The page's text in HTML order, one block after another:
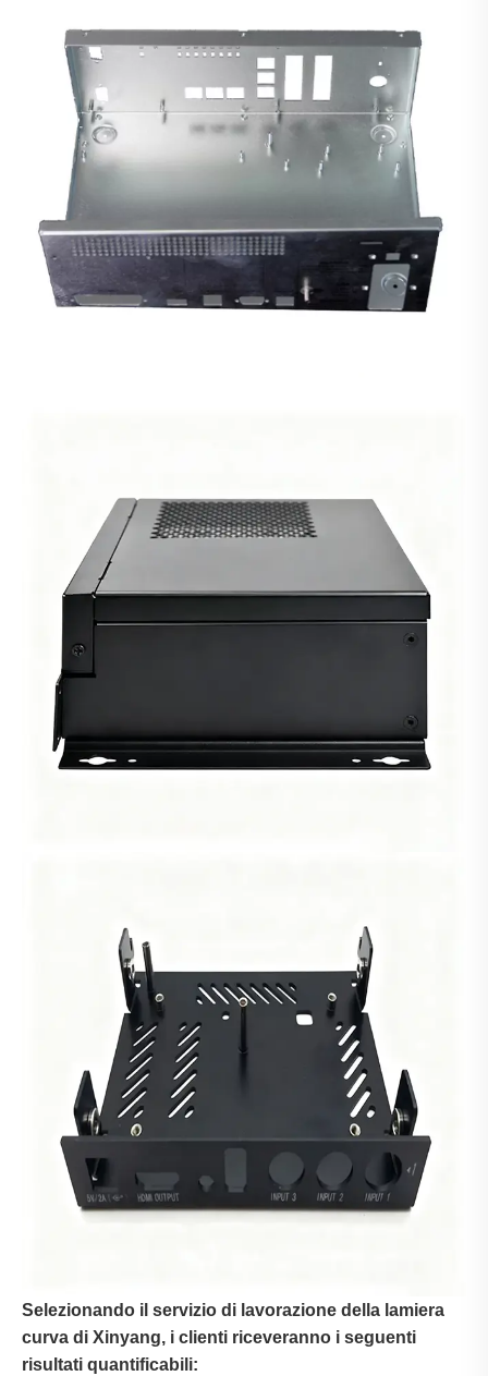
Selezionando il servizio di lavorazione della lamiera
curva di Xinyang, i clienti riceveranno i seguenti
risultati quantificabili: